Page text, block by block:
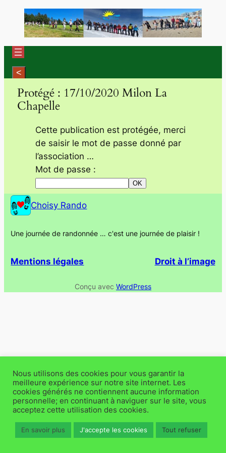
contenu
Protégé : 17/10/2020 Milon La
Chapelle
Cette publication est protégée, merci
de saisir le mot de passe donné par
l’association …
Mot de passe :
Choisy Rando
Une journée de randonnée … c'est une journée de plaisir !
Mentions légales Droit à l’image
Conçu avec WordPress
Nous utilisons des cookies pour vous garantir la
meilleure expérience sur notre site internet. Les
cookies générés ne contiennent aucune information
personnelle; en continuant à naviguer sur le site, vous
acceptez cette utilisation des cookies.
En savoir plus J'accepte les cookies Tout refuser